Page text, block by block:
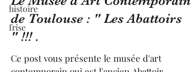
histoire
frise
Franck BRUGUIERE